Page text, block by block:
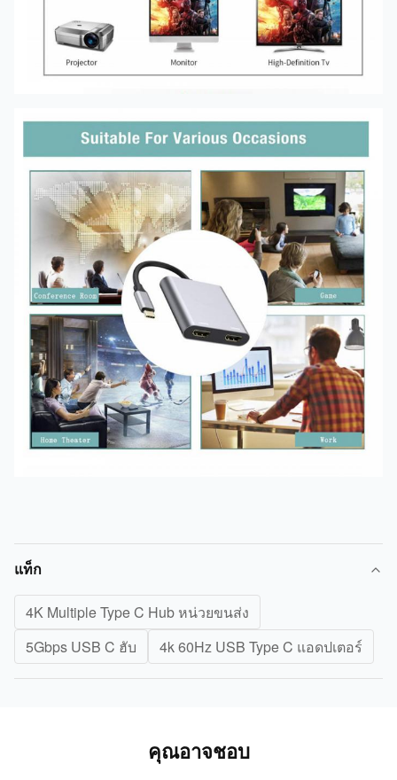
แท็ก
4K Multiple Type C Hub หน่วยขนส่ง
5Gbps USB C ฮับ
4k 60Hz USB Type C แอดปเตอร์
คุณอาจชอบ